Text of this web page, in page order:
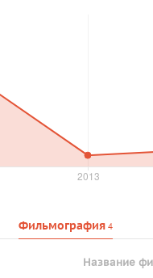
Фильмография 4
Название